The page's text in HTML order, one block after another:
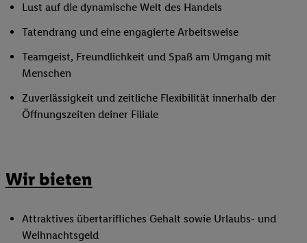
Lust auf die dynamische Welt des Handels
Tatendrang und eine engagierte Arbeitsweise
Teamgeist, Freundlichkeit und Spaß am Umgang mit
Menschen
Zuverlässigkeit und zeitliche Flexibilität innerhalb der
Öffnungszeiten deiner Filiale
Wir bieten
Attraktives übertarifliches Gehalt sowie Urlaubs- und
Weihnachtsgeld